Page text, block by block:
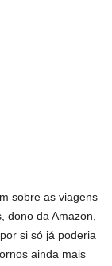
sobre as viagens
dono da Amazon,
si só já poderia
ainda mais